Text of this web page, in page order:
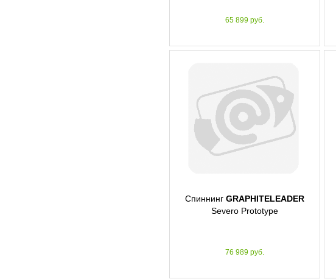
65 899 руб.
Спиннинг GRAPHITELEADER
Severo Prototype
76 989 руб.